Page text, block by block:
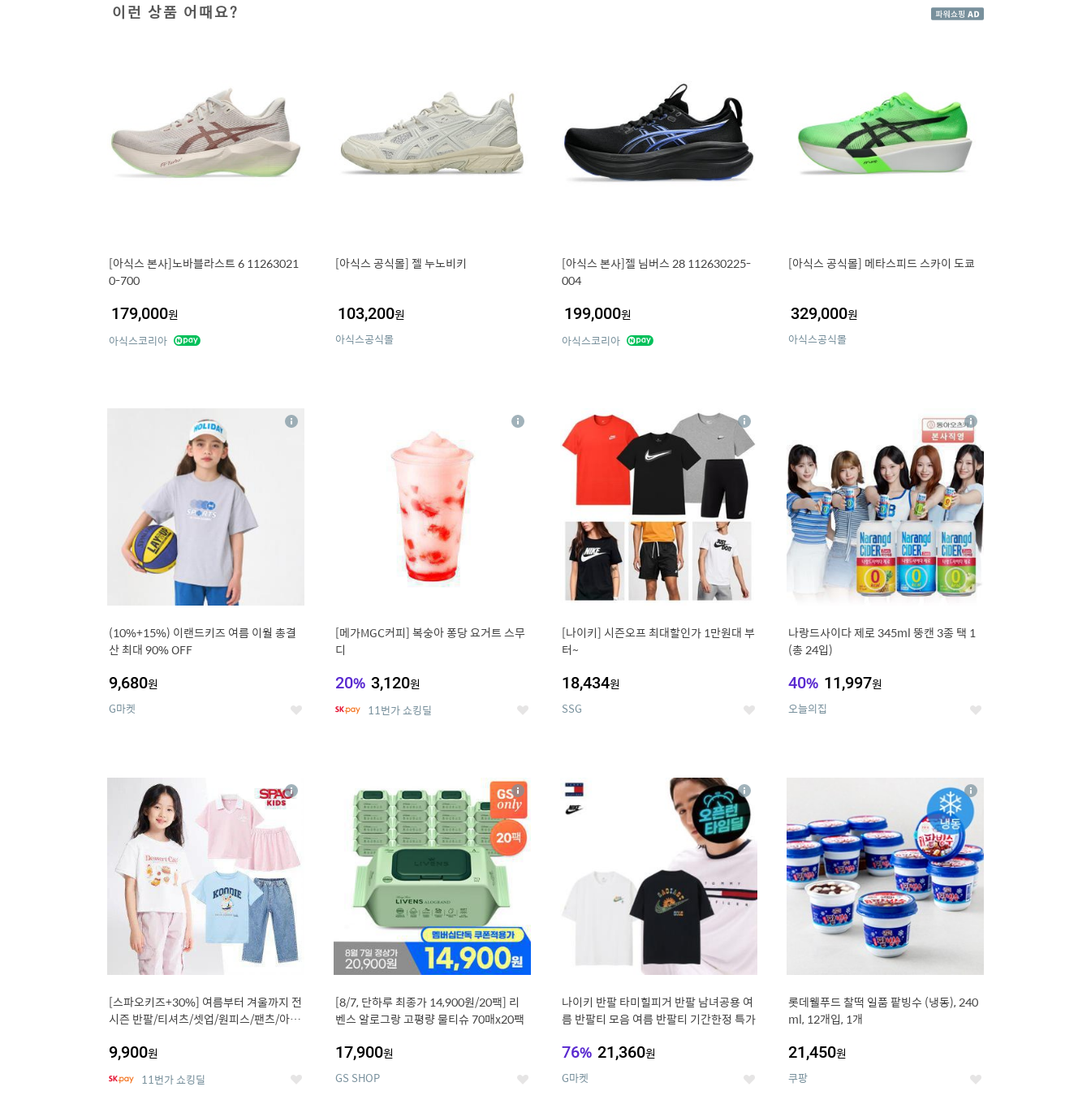
이런 상품 어때요?
[아식스 본사]노바블라스트 6 11263021
0-700
179,000원
아식스코리아
[아식스 공식몰] 젤 누노비키
103,200원
아식스공식몰
[아식스 본사]젤 님버스 28 112630225-
004
199,000원
아식스코리아
[아식스 공식몰] 메타스피드 스카이 도쿄
329,000원
아식스공식몰
(10%+15%) 이랜드키즈 여름 이월 총결
산 최대 90% OFF
9,680원
G마켓 좋
상
[메가MGC커피] 복숭아 퐁당 요거트 스무
디
20% 3,120원
11번가 쇼킹딜 좋
상
11
[나이키] 시즌오프 최대할인가 1만원대 부
터~
18,434원
SSG 좋
상
세
나랑드사이다 제로 345ml 뚱캔 3종 택 1
(총 24입)
40% 11,997원
오늘의집 좋
상
세
13
[스파오키즈+30%] 여름부터 겨울까지 전
시즌 반팔/티셔츠/셋업/원피스/팬츠/아우
9,900원
11번가 쇼킹딜 좋
상
[8/7, 단하루 최종가 14,900원/20팩] 리
벤스 알로그랑 고평량 물티슈 70매x20팩
17,900원
GS SHOP 좋
상
세
15
나이키 반팔 타미힐피거 반팔 남녀공용 여
름 반팔티 모음 여름 반팔티 기간한정 특가
76% 21,360원
G마켓 좋
상
세
롯데웰푸드 찰떡 일품 팥빙수 (냉동), 240
ml, 12개입, 1개
21,450원
쿠팡 좋
상
세